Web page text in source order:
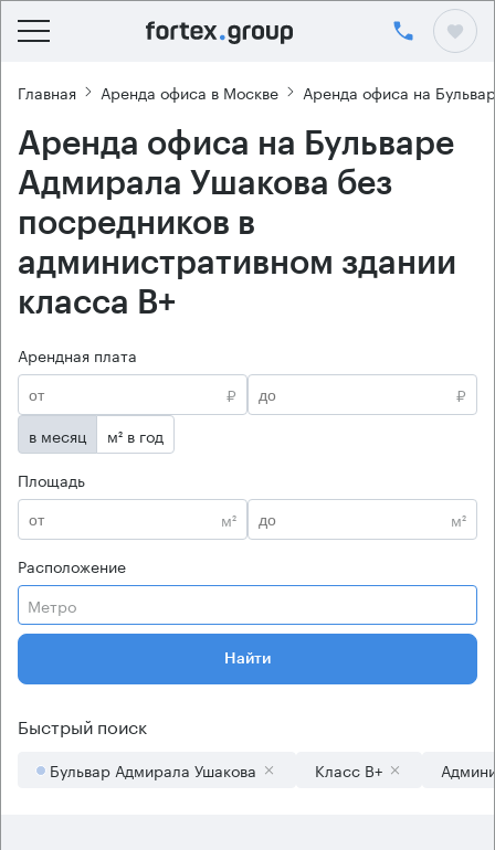
Главная Аренда офиса в Москве Аренда офиса на
Аренда офиса на Бульваре
Адмирала Ушакова без
посредников в
административном здании
класса B+
Арендная плата
₽
₽
в месяц
м² в год
Площадь
м²
м²
Расположение
Метро
Найти
Быстрый поиск
Бульвар Адмирала Ушакова Класс B+